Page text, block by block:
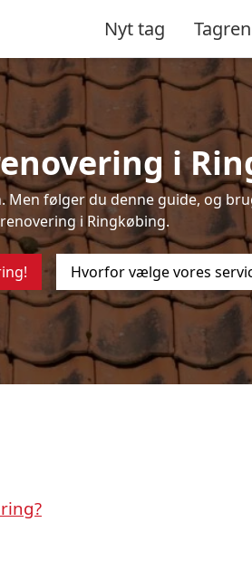
Nyt tag
i
følger du denne guide, og
i Ringkøbing.
Hvorfor vælge vores